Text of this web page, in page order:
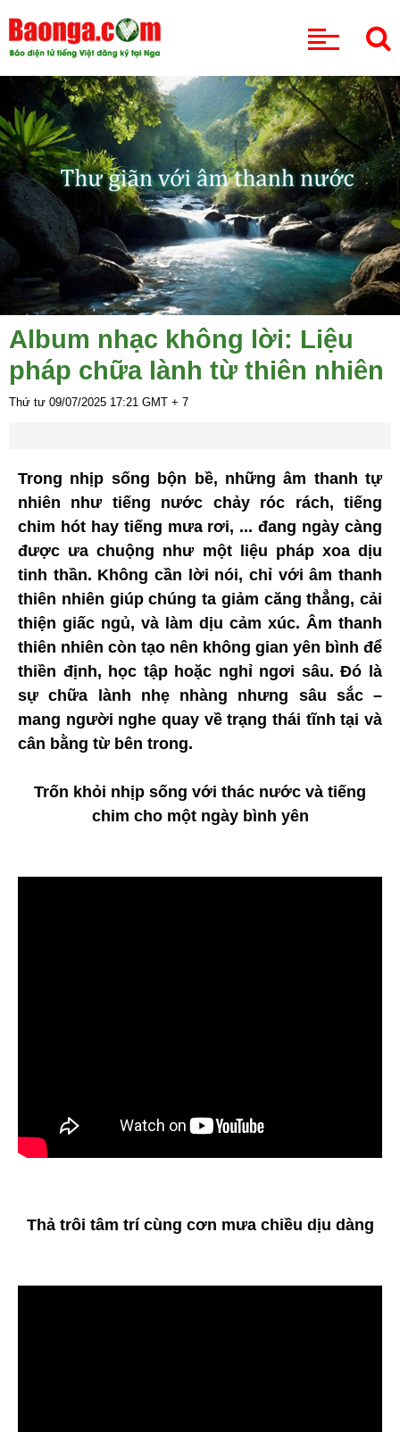
Album nhạc không lời: Liệu
pháp chữa lành từ thiên nhiên
Thứ tư 09/07/2025 17:21 GMT + 7
Trong nhịp sống bộn bề, những âm thanh tự
nhiên như tiếng nước chảy róc rách, tiếng
chim hót hay tiếng mưa rơi, ... đang ngày càng
được ưa chuộng như một liệu pháp xoa dịu
tinh thần. Không cần lời nói, chỉ với âm thanh
thiên nhiên giúp chúng ta giảm căng thẳng, cải
thiện giấc ngủ, và làm dịu cảm xúc. Âm thanh
thiên nhiên còn tạo nên không gian yên bình để
thiền định, học tập hoặc nghỉ ngơi sâu. Đó là
sự chữa lành nhẹ nhàng nhưng sâu sắc –
mang người nghe quay về trạng thái tĩnh tại và
cân bằng từ bên trong.
Trốn khỏi nhịp sống với thác nước và tiếng
chim cho một ngày bình yên
Thả trôi tâm trí cùng cơn mưa chiều dịu dàng